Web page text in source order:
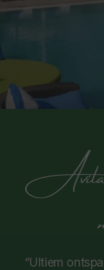
Avila
“Ultiem